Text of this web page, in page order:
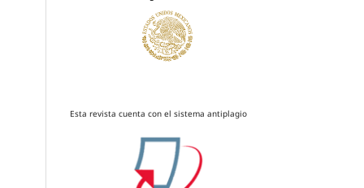
Esta revista cuenta con el sistema antiplagio